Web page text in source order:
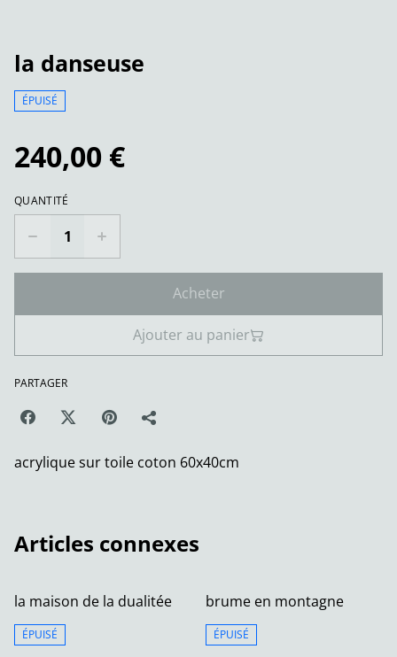
la danseuse
ÉPUISÉ
240,00 €
QUANTITÉ
Acheter
Ajouter au panier
PARTAGER
acrylique sur toile coton 60x40cm
Articles connexes
la maison de la dualitée
ÉPUISÉ
brume en montagne
ÉPUISÉ